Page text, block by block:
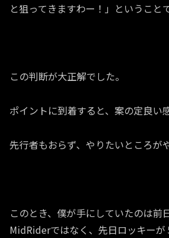
と狙ってきますわー！」ということ
この判断が大正解でした。
ポイントに到着すると、案の定良い
先行者もおらず、やりたいところが
このとき、僕が手にしていたのは前
MidRiderではなく、先日ロッキーが